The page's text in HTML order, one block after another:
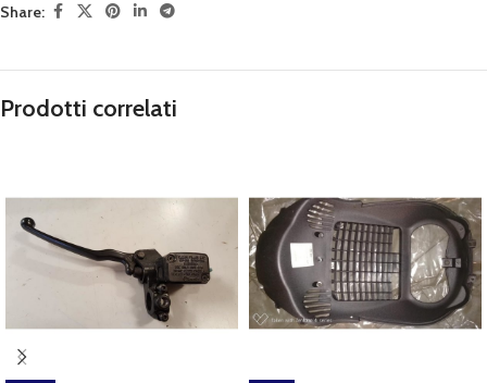
Share:
Prodotti correlati